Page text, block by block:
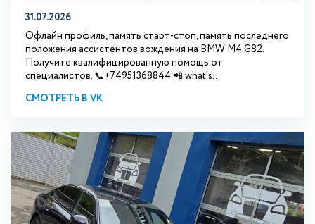
31.07.2026
Офлайн профиль, память старт-стоп, память последнего
положения ассистентов вождения на BMW М4 G82.
Получите квалифицированную помощь от
специалистов. 📞+74951368844 📲 what's...
СМОТРЕТЬ В VK